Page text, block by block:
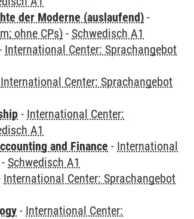
der Moderne (auslaufend) -
ohne CPs) - Schwedisch A1
International Center: Sprachangebot
International Center: Sprachangebot
- International Center:
A1
and Finance - International
- Schwedisch A1
International Center: Sprachangebot
- International Center: